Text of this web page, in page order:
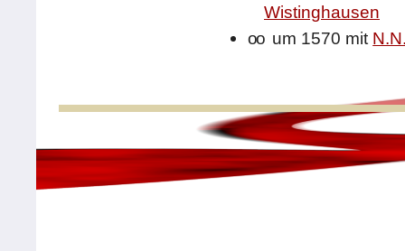
Wistinghausen
oo um 1570 mit